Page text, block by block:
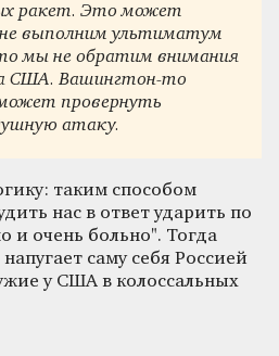
ракет. Это может
выполним ультиматум
мы не обратим внимания
США. Вашингтон-то
провернуть
атаку.
таким способом
нас в ответ ударить по
и очень больно". Тогда
саму себя Россией
у США в колоссальных